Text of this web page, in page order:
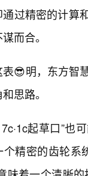
过精密的计算
而合。
表😎明，东方智
思路。
起草口”也
个精密的齿轮系